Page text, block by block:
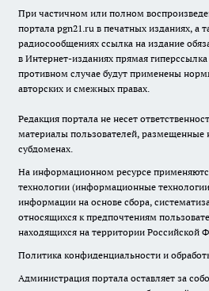
При частичном или полном
портала pgn21.ru в печатных изданиях, а
радиосообщениях ссылка на издание
в Интернет-изданиях прямая гиперссылка
противном случае будут применены
авторских и смежных правах.
Редакция портала не несет
материалы пользователей, размещенные
субдоменах.
На информационном ресурсе
технологии (информационные
информации на основе сбора,
относящихся к предпочтениям
находящихся на территории Российской
Политика конфиденциальности и
Администрация портала оставляет за